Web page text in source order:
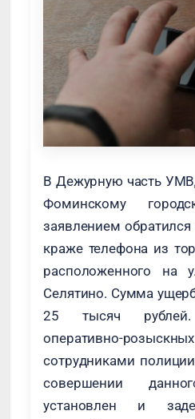
В Дежурную часть
Фоминскому
заявлением
краже телефона из
расположенного на
Селятино. Сумма
25 тысяч
оперативно-
сотрудниками
совершении
установлен и